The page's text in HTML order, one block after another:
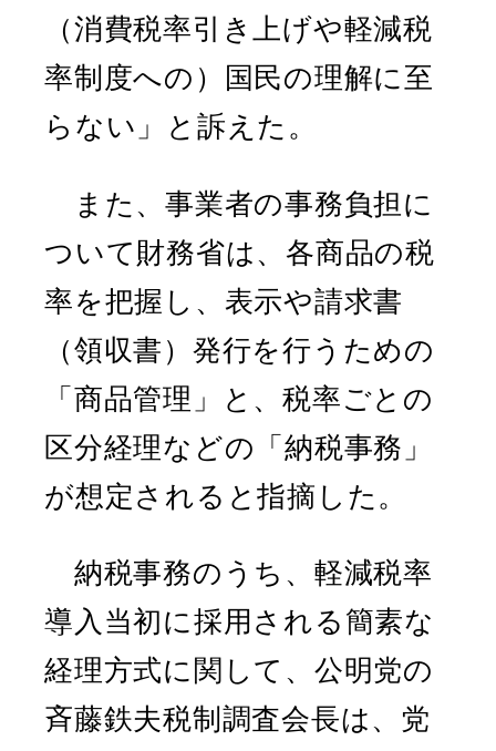
（消費税率引き上げや軽減税
率制度への）国民の理解に至
らない」と訴えた。
また、事業者の事務負担に
ついて財務省は、各商品の税
率を把握し、表示や請求書
（領収書）発行を行うための
「商品管理」と、税率ごとの
区分経理などの「納税事務」
が想定されると指摘した。
納税事務のうち、軽減税率
導入当初に採用される簡素な
経理方式に関して、公明党の
斉藤鉄夫税制調査会長は、党